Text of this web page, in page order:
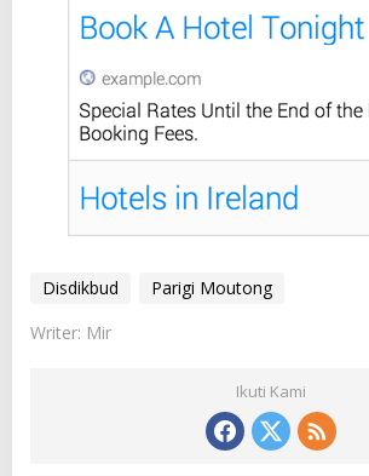
Disdikbud
Parigi Moutong
Writer: Mir
Ikuti Kami